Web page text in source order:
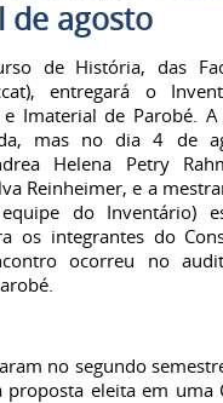
de agosto
de História, das
entregará o
Imaterial de Parobé.
mas no dia 4 de
Helena Petry
Reinheimer, e a
do Inventário)
os integrantes do
ocorreu no
no segundo
eleita em uma